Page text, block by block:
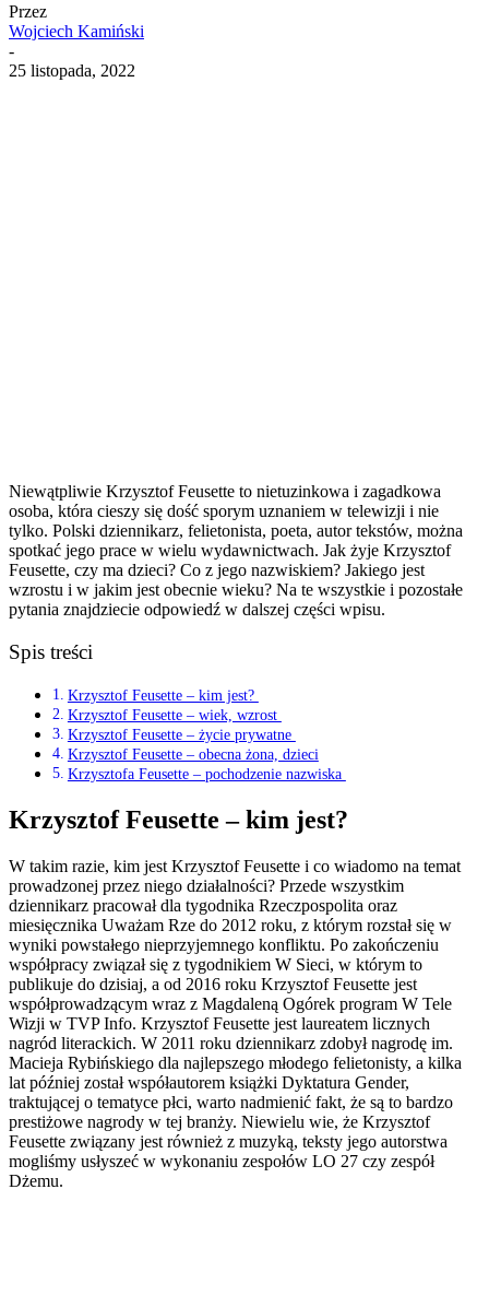
Przez
Wojciech Kamiński
-
25 listopada, 2022
Niewątpliwie Krzysztof Feusette to nietuzinkowa i zagadkowa
osoba, która cieszy się dość sporym uznaniem w telewizji i nie
tylko. Polski dziennikarz, felietonista, poeta, autor tekstów, można
spotkać jego prace w wielu wydawnictwach. Jak żyje Krzysztof
Feusette, czy ma dzieci? Co z jego nazwiskiem? Jakiego jest
wzrostu i w jakim jest obecnie wieku? Na te wszystkie i pozostałe
pytania znajdziecie odpowiedź w dalszej części wpisu.
Spis treści
Krzysztof Feusette – kim jest?
Krzysztof Feusette – wiek, wzrost
Krzysztof Feusette – życie prywatne
Krzysztof Feusette – obecna żona, dzieci
Krzysztofa Feusette – pochodzenie nazwiska
Krzysztof Feusette – kim jest?
W takim razie, kim jest Krzysztof Feusette i co wiadomo na temat
prowadzonej przez niego działalności? Przede wszystkim
dziennikarz pracował dla tygodnika Rzeczpospolita oraz
miesięcznika Uważam Rze do 2012 roku, z którym rozstał się w
wyniki powstałego nieprzyjemnego konfliktu. Po zakończeniu
współpracy związał się z tygodnikiem W Sieci, w którym to
publikuje do dzisiaj, a od 2016 roku Krzysztof Feusette jest
współprowadzącym wraz z Magdaleną Ogórek program W Tele
Wizji w TVP Info. Krzysztof Feusette jest laureatem licznych
nagród literackich. W 2011 roku dziennikarz zdobył nagrodę im.
Macieja Rybińskiego dla najlepszego młodego felietonisty, a kilka
lat później został współautorem książki Dyktatura Gender,
traktującej o tematyce płci, warto nadmienić fakt, że są to bardzo
prestiżowe nagrody w tej branży. Niewielu wie, że Krzysztof
Feusette związany jest również z muzyką, teksty jego autorstwa
mogliśmy usłyszeć w wykonaniu zespołów LO 27 czy zespół
Dżemu.